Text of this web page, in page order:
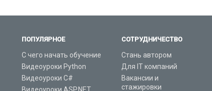
ПОПУЛЯРНОЕ
С чего начать обучение
Видеоуроки Python
Видеоуроки C#
Видеоуроки ASP.NET
СОТРУДНИЧЕСТВО
Стань автором
Для IT компаний
Вакансии и
стажировки